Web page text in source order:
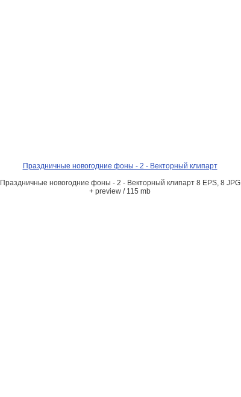
Праздничные новогодние фоны - 2 - Векторный клипарт
Праздничные новогодние фоны - 2 - Векторный клипарт 8 EPS, 8 JPG
+ preview / 115 mb